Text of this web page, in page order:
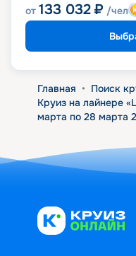
от 133 032 ₽ /чел
Главная • Поиск
Круиз на лайнере
марта по 28 марта